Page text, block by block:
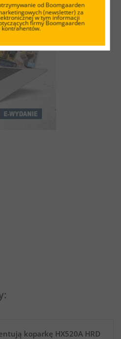
od Boomgaarden
(newsletter) za
w tym informacji
firmy Boomgaarden
kontrahentów.
koparkę HX520A HRD